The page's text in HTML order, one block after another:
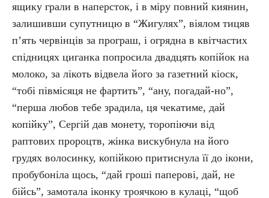
ящику грали в наперсток, і в міру повний киянин,
залишивши супутницю в “Жигулях”, віялом тицяв
п’ять червінців за програш, і огрядна в квітчастих
спідницях циганка попросила двадцять копійок на
молоко, за лікоть відвела його за газетний кіоск,
“тобі півмісяця не фартить”, “ану, погадай-но”,
“перша любов тебе зрадила, ця чекатиме, дай
копійку”, Сергій дав монету, торопіючи від
раптових пророцтв, жінка вискубнула на його
грудях волосинку, копійкою притиснула її до ікони,
пробубоніла щось, “дай гроші паперові, дай, не
бійсь”, замотала іконку троячкою в кулаці, “щоб